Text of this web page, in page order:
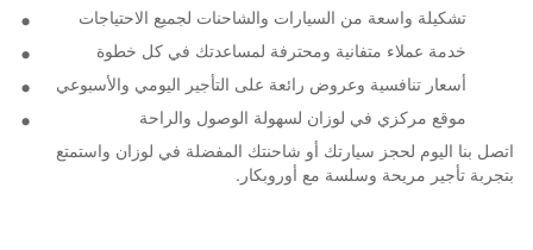
تشكيلة واسعة من السيارات والشاحنات لجميع الاحتياجات
خدمة عملاء متفانية ومحترفة لمساعدتك في كل خطوة
أسعار تنافسية وعروض رائعة على التأجير اليومي والأسبوعي
موقع مركزي في لوزان لسهولة الوصول والراحة
اتصل بنا اليوم لحجز سيارتك أو شاحنتك المفضلة في لوزان واستمتع
بتجربة تأجير مريحة وسلسة مع أوروبكار.